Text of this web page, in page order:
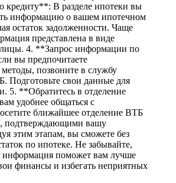
кредиту**: В разделе ипотеки вы
информацию о вашем ипотечном
остаток задолженности. Чаще
представлена в виде
4. **Запрос информации по
вы предпочитаете
позвоните в службу
Подготовьте свои данные для
5. **Обратитесь в отделение
удобнее общаться с
ближайшее отделение ВТБ
подтверждающими вашу
этим этапам, вы сможете без
по ипотеке. Не забывайте,
информация поможет вам лучше
финансы и избегать неприятных